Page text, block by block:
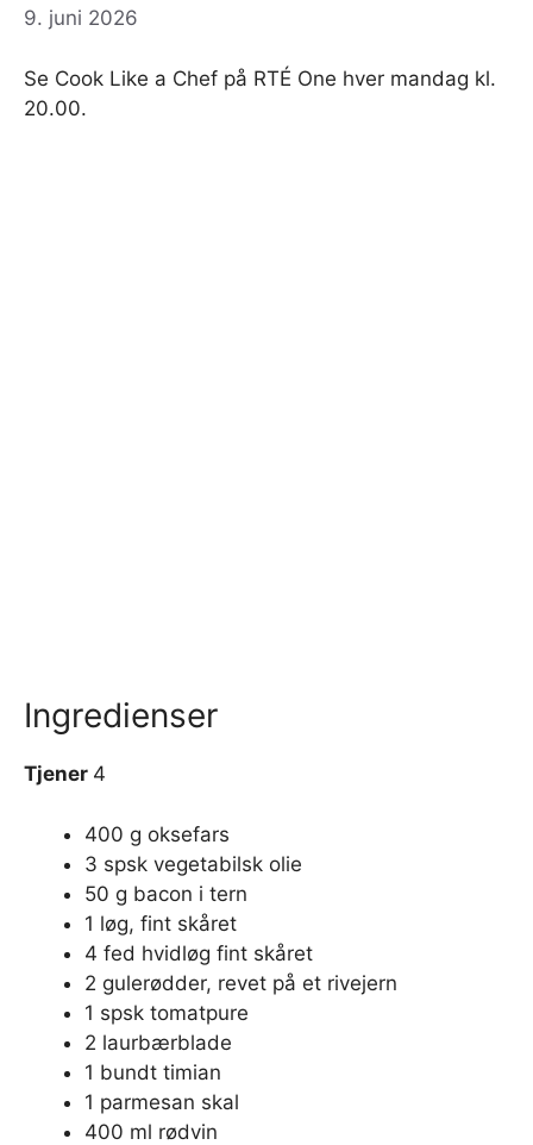
9. juni 2026
Se Cook Like a Chef på RTÉ One hver mandag kl.
20.00.
Ingredienser
Tjener 4
400 g oksefars
3 spsk vegetabilsk olie
50 g bacon i tern
1 løg, fint skåret
4 fed hvidløg fint skåret
2 gulerødder, revet på et rivejern
1 spsk tomatpure
2 laurbærblade
1 bundt timian
1 parmesan skal
400 ml rødvin